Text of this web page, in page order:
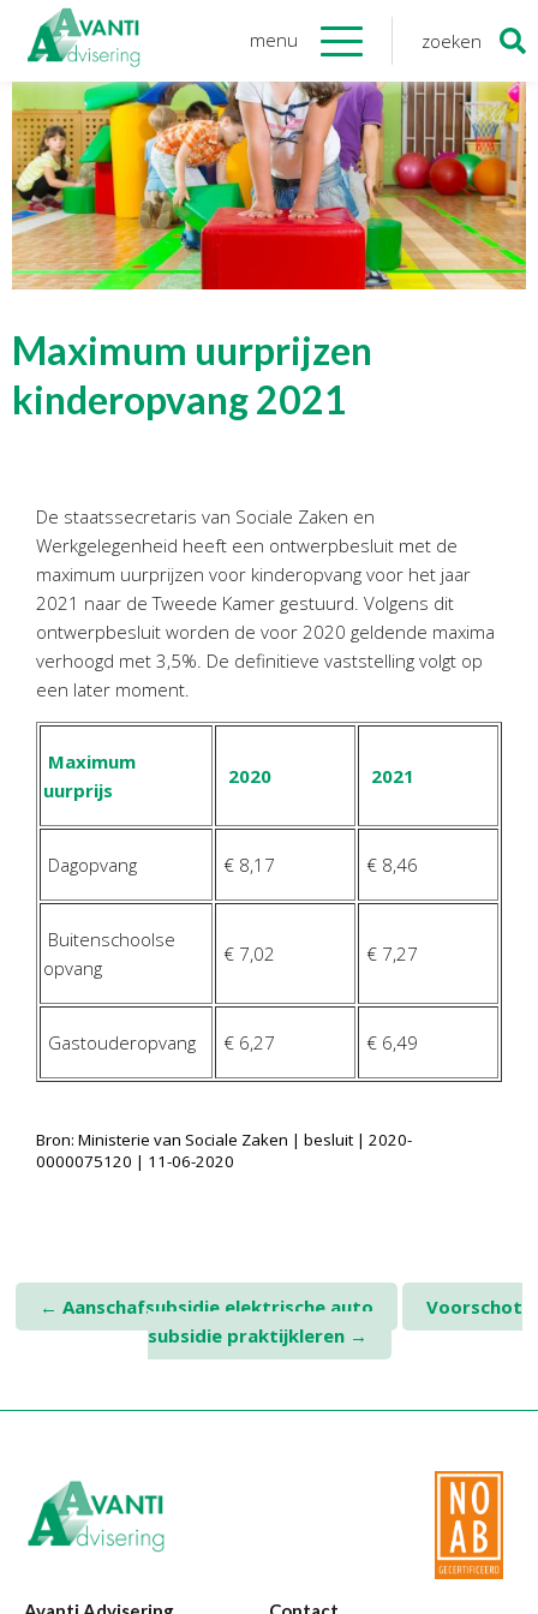
menu zoeken
Organisatie
Onze medewerkers
NOAB gecertificeerd
Algemene verordening
gegevensbescherming
Sponsoring
Onzediensten
Tijdelijk financieel personeel
Personeel & Organisatie
Bedrijfseconomisch advies
Belastingadvies Purmerend
Online boekhouden
Nieuws&informatie
Nieuwsbrief
Contact
Avanti Online
Twinfield – Boekhouden
Visionplanner – Rapportage
Zoeken
naar:
Maximum uurprijzen
kinderopvang 2021
De staatssecretaris van Sociale Zaken en
Werkgelegenheid heeft een ontwerpbesluit met de
maximum uurprijzen voor kinderopvang voor het jaar
2021 naar de Tweede Kamer gestuurd. Volgens dit
ontwerpbesluit worden de voor 2020 geldende maxima
verhoogd met 3,5%. De definitieve vaststelling volgt op
een later moment.
Maximum
uurprijs
2020 2021
Dagopvang € 8,17 € 8,46
Buitenschoolse
opvang
€ 7,02 € 7,27
Gastouderopvang € 6,27 € 6,49
Bron: Ministerie van Sociale Zaken | besluit | 2020-
0000075120 | 11-06-2020
Post
← Aanschafsubsidie elektrische auto
Voorschot
subsidie praktijkleren →